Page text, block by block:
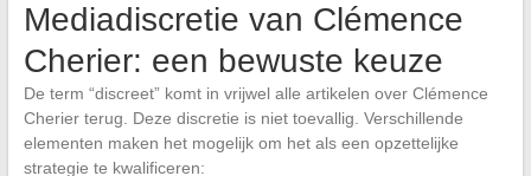
Mediadiscretie van Clémence
Cherier: een bewuste keuze
De term “discreet” komt in vrijwel alle artikelen over Clémence
Cherier terug. Deze discretie is niet toevallig. Verschillende
elementen maken het mogelijk om het als een opzettelijke
strategie te kwalificeren: